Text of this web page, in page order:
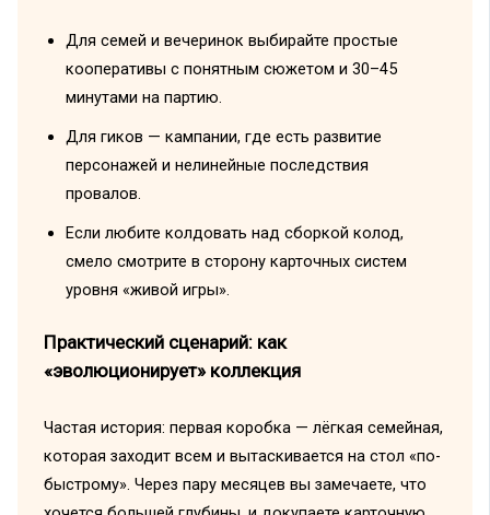
Для семей и вечеринок выбирайте простые
кооперативы с понятным сюжетом и 30–45
минутами на партию.
Для гиков — кампании, где есть развитие
персонажей и нелинейные последствия
провалов.
Если любите колдовать над сборкой колод,
смело смотрите в сторону карточных систем
уровня «живой игры».
Практический сценарий: как
«эволюционирует» коллекция
Частая история: первая коробка — лёгкая семейная,
которая заходит всем и вытаскивается на стол «по-
быстрому». Через пару месяцев вы замечаете, что